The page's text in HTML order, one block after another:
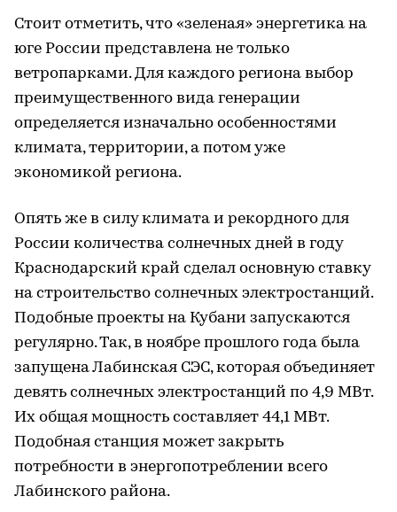
Стоит отметить, что «зеленая» энергетика на
юге России представлена не только
ветропарками. Для каждого региона выбор
преимущественного вида генерации
определяется изначально особенностями
климата, территории, а потом уже
экономикой региона.
Опять же в силу климата и рекордного для
России количества солнечных дней в году
Краснодарский край сделал основную ставку
на строительство солнечных электростанций.
Подобные проекты на Кубани запускаются
регулярно. Так, в ноябре прошлого года была
запущена Лабинская СЭС, которая объединяет
девять солнечных электростанций по 4,9 МВт.
Их общая мощность составляет 44,1 МВт.
Подобная станция может закрыть
потребности в энергопотреблении всего
Лабинского района.